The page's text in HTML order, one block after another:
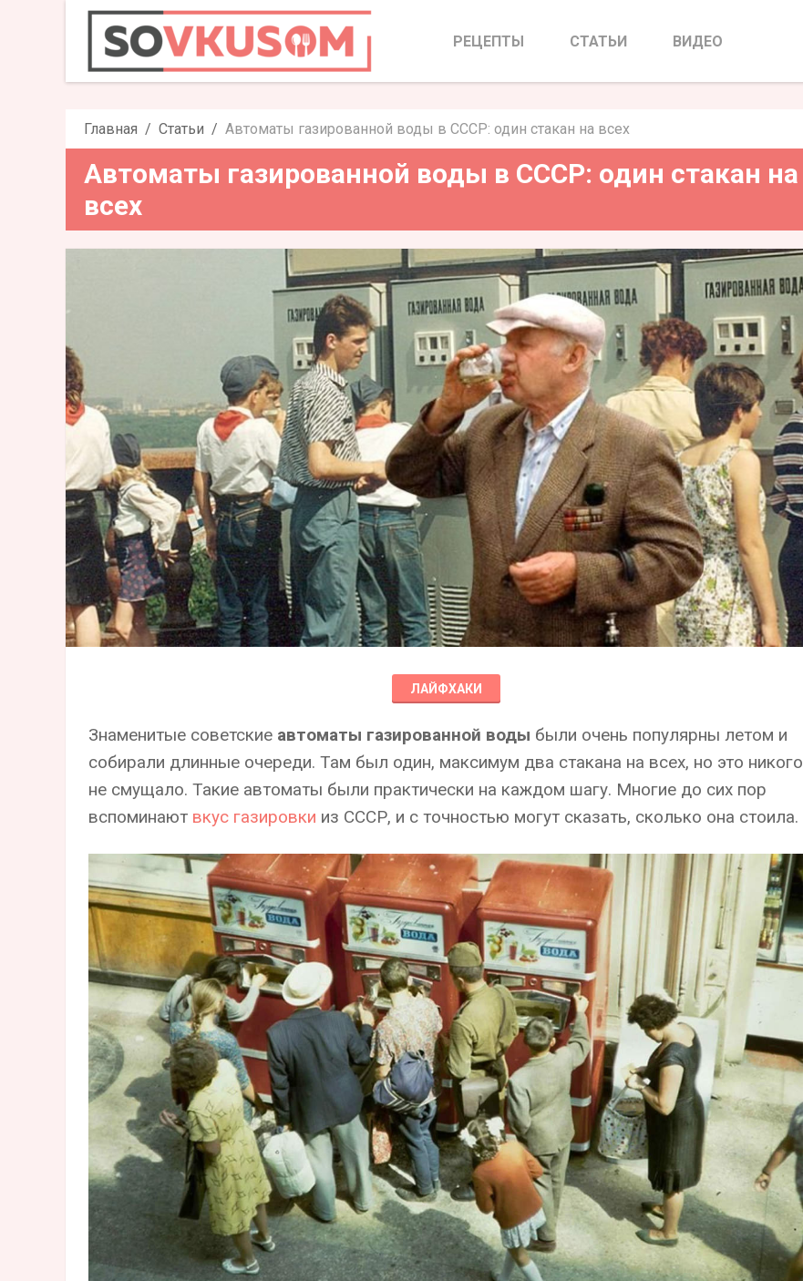
Автоматы газированной воды в СССР: один стакан на
РЕЦЕПТЫ СТАТЬИ ВИДЕО
Главная Статьи Автоматы газированной воды в СССР: один стакан на всех
Автоматы газированной воды в СССР: один стакан на
всех
ЛАЙФХАКИ
Знаменитые советские автоматы газированной воды были очень популярны летом и
собирали длинные очереди. Там был один, максимум два стакана на всех, но это никого
не смущало. Такие автоматы были практически на каждом шагу. Многие до сих пор
вспоминают вкус газировки из СССР, и с точностью могут сказать, сколько она стоила.